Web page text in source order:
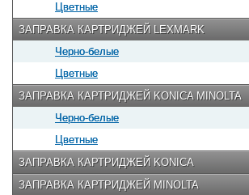
Цветные
ЗАПРАВКА КАРТРИДЖЕЙ LEXMARK
Черно-белые
Цветные
ЗАПРАВКА КАРТРИДЖЕЙ KONICA MINOLTA
Черно-белые
Цветные
ЗАПРАВКА КАРТРИДЖЕЙ KONICA
ЗАПРАВКА КАРТРИДЖЕЙ MINOLTA